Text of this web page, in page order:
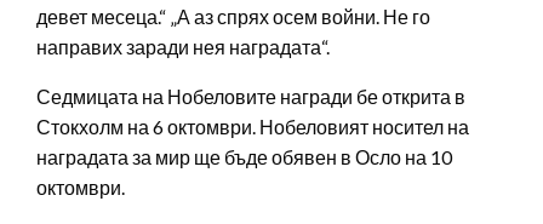
девет месеца.“ „А аз спрях осем войни. Не го
направих заради нея наградата“.
Седмицата на Нобеловите награди бе открита в
Стокхолм на 6 октомври. Нобеловият носител на
наградата за мир ще бъде обявен в Осло на 10
октомври.